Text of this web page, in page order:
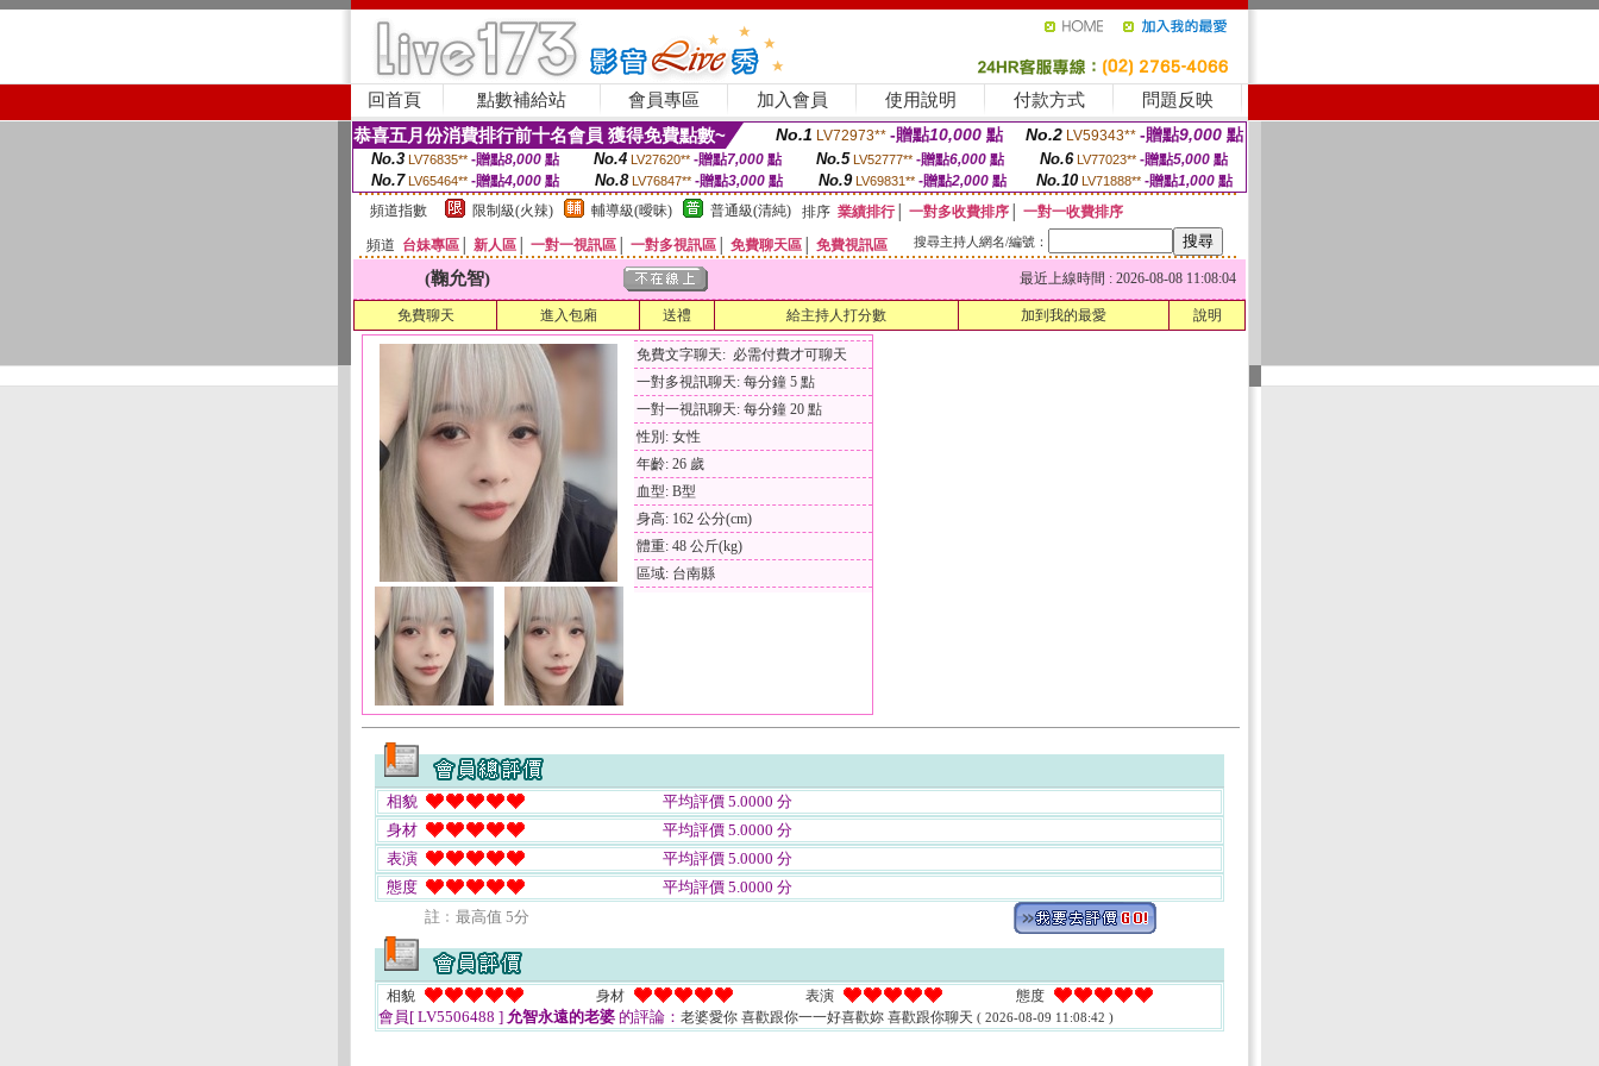
回首頁 點數補給站 會員專區 加入會員 使用說明 付款方式 問題反映
恭喜五月份消費排行前十名會員 獲得免費點數~ No.1 LV72973** -贈點10,000 點 No.2 LV59343** -贈點9,000 點
No.3 LV76835** -贈點8,000點 No.4 LV27620** -贈點7,000點 No.5 LV52777** -贈點6,000點 No.6 LV77023** -贈點5,000點
No.7 LV65464** -贈點4,000 點 No.8 LV76847** -贈點3,000 點 No.9 LV69831** -贈點2,000點 No.10 LV71888** -贈點1,000 點
頻道指數
限制級(火辣) 輔導級(曖昧) 普通級(清純) 排序 業績排行│ 一對多收費排序
一對一收費排序
頻道 台妹專區 新人區 一對一視訊區 一對多視訊區 免費聊天區 免費視訊區 搜尋主持人網名/編號：
(鞠允智) 最近上線時間 : 2026-08-08 11:08:04
免費聊天 進入包廂 送禮 給主持人打分數 加到我的最愛 說明
免費文字聊天: 必需付費才可聊天
一對多視訊聊天: 每分鐘 5 點
一對一視訊聊天: 每分鐘 20 點
性別: 女性
年齡: 26 歲
血型: B型
身高: 162 公分(cm)
體重: 48 公斤(kg)
區域: 台南縣
相貌
平均評價 5.0000 分
身材
平均評價 5.0000 分
表演
平均評價 5.0000 分
態度
平均評價 5.0000 分
註﹕最高值 5分
相貌 身材 表演 態度
會員[ LV5506488 ] 允智永遠的老婆 的評論： 老婆愛你 喜歡跟你一一好喜歡妳 喜歡跟你聊天 ( 2026-08-09 11:08:42 )